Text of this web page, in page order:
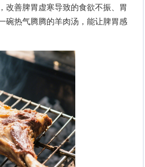
改善脾胃虚寒导致的食欲不振、胃
碗热气腾腾的羊肉汤，能让脾胃感